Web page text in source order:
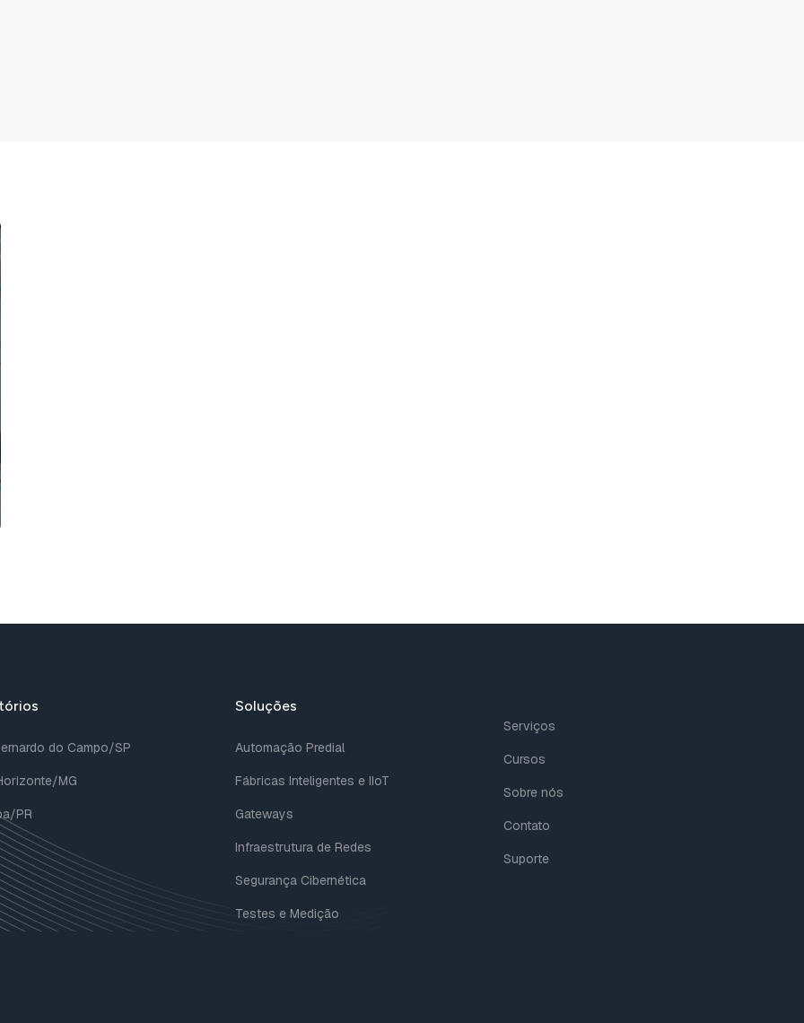
do Campo/SP
MG
PR
Soluções
Automação Predial
Fábricas Inteligentes e IIoT
Gateways
Infraestrutura de Redes
Segurança Cibernética
Testes e Medição
Serviços
Cursos
Sobre nós
Contato
Suporte